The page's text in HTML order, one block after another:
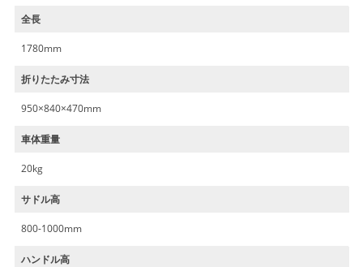
全長
1780mm
折りたたみ寸法
950×840×470mm
車体重量
20kg
サドル高
800-1000mm
ハンドル高